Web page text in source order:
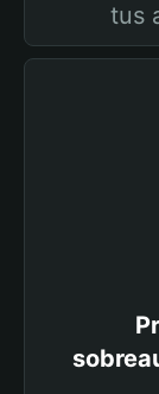
tus